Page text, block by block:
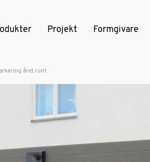
Projekt Formgivare
året runt